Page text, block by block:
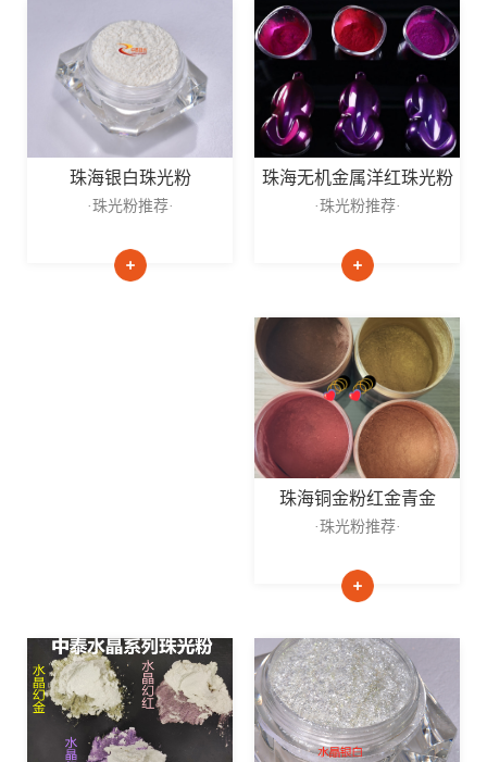
珠海银白珠光粉
·珠光粉推荐·
珠海无机金属洋红珠光粉
·珠光粉推荐·
珠海铜金粉红金青金
·珠光粉推荐·